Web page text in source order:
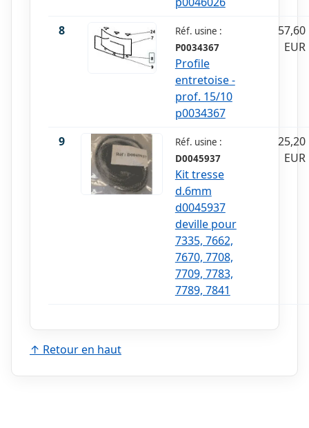
8
Réf. usine :
P0034367
Profile
entretoise -
prof. 15/10
p0034367
57,60
EUR
9
Réf. usine :
D0045937
Kit tresse
d.6mm
d0045937
deville pour
7335, 7662,
7670, 7708,
7709, 7783,
7789, 7841
25,20
EUR
↑ Retour en haut